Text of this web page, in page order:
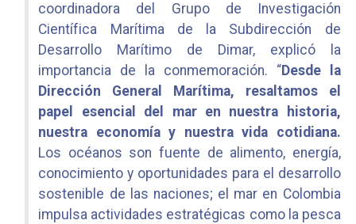
coordinadora del Grupo de Investigación
Científica Marítima de la Subdirección de
Desarrollo Marítimo de Dimar, explicó la
importancia de la conmemoración. “Desde la
Dirección General Marítima, resaltamos el
papel esencial del mar en nuestra historia,
nuestra economía y nuestra vida cotidiana.
Los océanos son fuente de alimento, energía,
conocimiento y oportunidades para el desarrollo
sostenible de las naciones; el mar en Colombia
impulsa actividades estratégicas como la pesca